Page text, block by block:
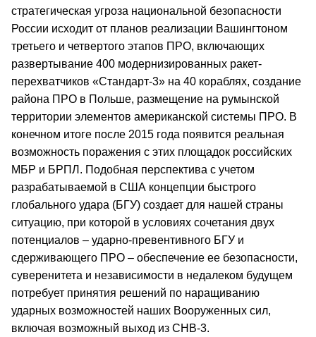
стратегическая угроза национальной безопасности
России исходит от планов реализации Вашингтоном
третьего и четвертого этапов ПРО, включающих
развертывание 400 модернизированных ракет-
перехватчиков «Стандарт-3» на 40 кораблях, создание
района ПРО в Польше, размещение на румынской
территории элементов американской системы ПРО. В
конечном итоге после 2015 года появится реальная
возможность поражения с этих площадок российских
МБР и БРПЛ. Подобная перспектива с учетом
разрабатываемой в США концепции быстрого
глобального удара (БГУ) создает для нашей страны
ситуацию, при которой в условиях сочетания двух
потенциалов – ударно-превентивного БГУ и
сдерживающего ПРО – обеспечение ее безопасности,
суверенитета и независимости в недалеком будущем
потребует принятия решений по наращиванию
ударных возможностей наших Вооруженных сил,
включая возможный выход из СНВ-3.